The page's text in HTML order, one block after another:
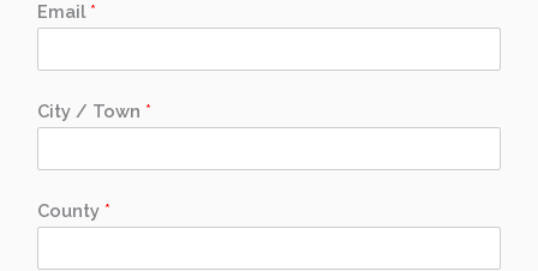
Email *
City / Town *
County *